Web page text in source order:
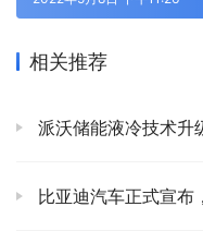
相关推荐
派沃储能液冷技术升
比亚迪汽车正式宣布，